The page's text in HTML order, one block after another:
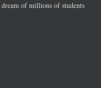
of millions of students